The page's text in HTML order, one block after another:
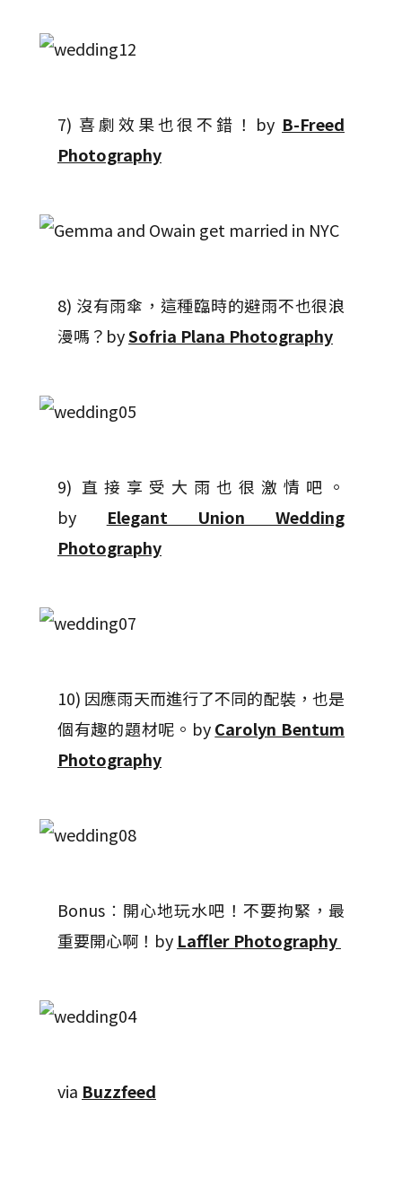
7) 喜劇效果也很不錯！by B-Freed
Photography
8) 沒有雨傘，這種臨時的避雨不也很浪
漫嗎？bySofria Plana Photography
9) 直接享受大雨也很激情吧。
by Elegant Union Wedding
Photography
10) 因應雨天而進行了不同的配裝，也是
個有趣的題材呢。byCarolyn Bentum
Photography
Bonus︰開心地玩水吧！不要拘緊，最
重要開心啊！by Laffler Photography
via Buzzfeed